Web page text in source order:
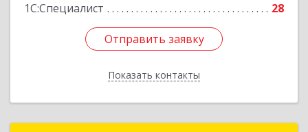
1С:Специалист
28
Отправить заявку
Показать контакты
Отправить заявку
Назад